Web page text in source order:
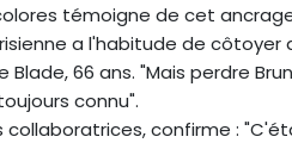
témoigne de cet
a l'habitude de
Blade, 66 ans. "Mais perdre
connu".
collaboratrices, confirme :